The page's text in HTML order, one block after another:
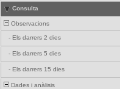
Consulta
Observacions
- Els darrers 2 dies
- Els darrers 5 dies
- Els darrers 15 dies
Dades i anàlisis